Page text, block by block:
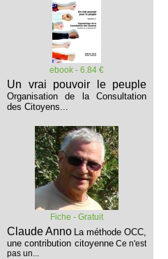
ebook - 6.84 €
Un vrai pouvoir le peuple
Organisation de la Consultation
des Citoyens...
Fiche - Gratuit
Claude Anno La méthode OCC,
une contribution citoyenne Ce n'est
pas un...